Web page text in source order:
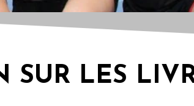
SUR LES